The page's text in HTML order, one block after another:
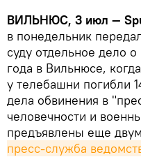
ВИЛЬНЮС, 3 июл —
в понедельник
суду отдельное дело о
года в Вильнюсе,
у телебашни погибли
дела обвинения в
человечности и
предъявлены еще
пресс-служба